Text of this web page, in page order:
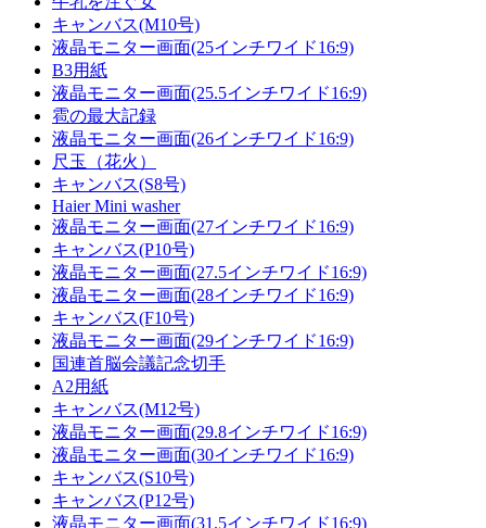
キャンバス(M10号)
液晶モニター画面(25インチワイド16:9)
B3用紙
液晶モニター画面(25.5インチワイド16:9)
雹の最大記録
液晶モニター画面(26インチワイド16:9)
尺玉（花火）
キャンバス(S8号)
Haier Mini washer
液晶モニター画面(27インチワイド16:9)
キャンバス(P10号)
液晶モニター画面(27.5インチワイド16:9)
液晶モニター画面(28インチワイド16:9)
キャンバス(F10号)
液晶モニター画面(29インチワイド16:9)
国連首脳会議記念切手
A2用紙
キャンバス(M12号)
液晶モニター画面(29.8インチワイド16:9)
液晶モニター画面(30インチワイド16:9)
キャンバス(S10号)
キャンバス(P12号)
液晶モニター画面(31.5インチワイド16:9)